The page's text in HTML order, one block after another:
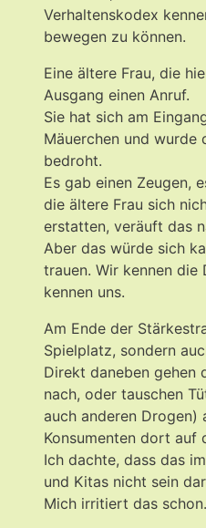
Verhaltenskodex
bewegen zu können.
Eine ältere Frau, die
Ausgang einen Anruf.
Sie hat sich am
Mäuerchen und wurde
bedroht.
Es gab einen Zeugen,
die ältere Frau sich
erstatten, veräuft das
Aber das würde sich
trauen. Wir kennen die
kennen uns.
Am Ende der
Spielplatz, sondern
Direkt daneben gehen
nach, oder tauschen
auch anderen Drogen)
Konsumenten dort auf
Ich dachte, dass das
und Kitas nicht sein
Mich irritiert das schon.